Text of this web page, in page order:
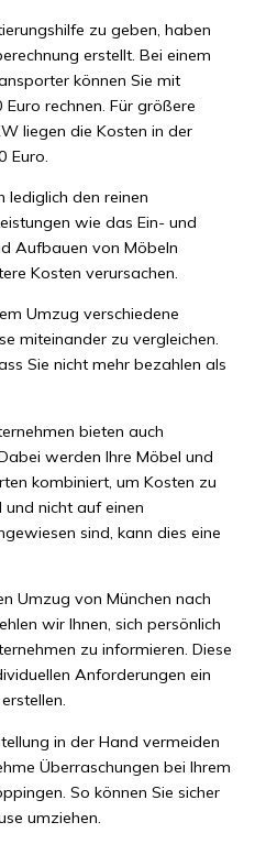
zu geben, haben
erstellt. Bei einem
können Sie mit
rechnen. Für größere
liegen die Kosten in der
Euro.
lediglich den reinen
wie das Ein- und
Aufbauen von Möbeln
Kosten verursachen.
Umzug verschiedene
miteinander zu vergleichen.
Sie nicht mehr bezahlen als
bieten auch
werden Ihre Möbel und
kombiniert, um Kosten zu
und nicht auf einen
sind, kann dies eine
Umzug von München nach
wir Ihnen, sich persönlich
zu informieren. Diese
Anforderungen ein
in der Hand vermeiden
Überraschungen bei Ihrem
So können Sie sicher
umziehen.